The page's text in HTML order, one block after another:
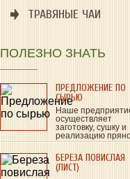
ТРАВЯНЫЕ ЧАИ
ПОЛЕЗНО ЗНАТЬ
ПРЕДЛОЖЕНИЕ ПО
СЫРЬЮ
Наше
осуществляет
заготовку, сушку и
реализацию
ароматического и
лекарственного…
БЕРЕЗА ПОВИСЛАЯ
(ЛИСТ)